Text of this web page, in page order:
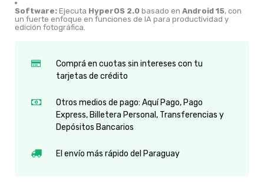
Software: Ejecuta HyperOS 2.0 basado en Android 15, con
un fuerte enfoque en funciones de IA para productividad y
edición fotográfica.
Comprá en cuotas sin intereses con tu
tarjetas de crédito
Otros medios de pago: Aquí Pago, Pago
Express, Billetera Personal, Transferencias y
Depósitos Bancarios
El envío más rápido del Paraguay